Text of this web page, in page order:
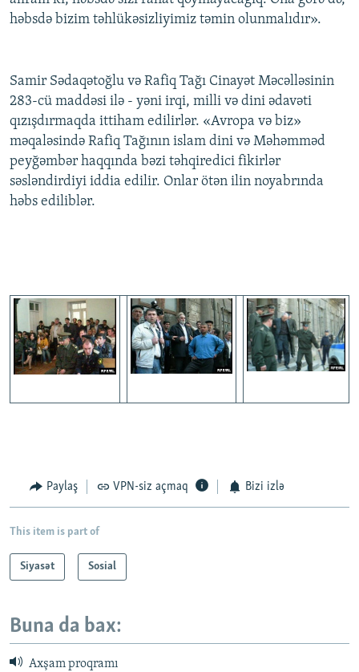
həbsdə bizim təhlükəsizliyimiz təmin olunmalıdır».
Samir Sədaqətoğlu və Rafiq Tağı Cinayət Məcəlləsinin
283-cü maddəsi ilə - yəni irqi, milli və dini ədavəti
qızışdırmaqda ittiham edilirlər. «Avropa və biz»
məqaləsində Rafiq Tağının islam dini və Məhəmməd
peyğəmbər haqqında bəzi təhqiredici fikirlər
səsləndirdiyi iddia edilir. Onlar ötən ilin noyabrında
həbs ediliblər.
Paylaş VPN-siz açmaq Bizi izlə
This item is part of
Siyasət Sosial
Buna da bax:
Axşam proqramı